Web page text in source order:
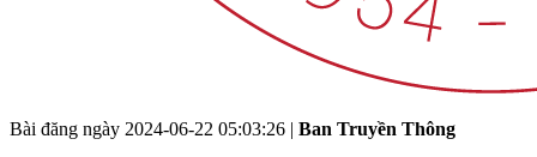
Bài đăng ngày 2024-06-22 05:03:26 | Ban Truyền Thông